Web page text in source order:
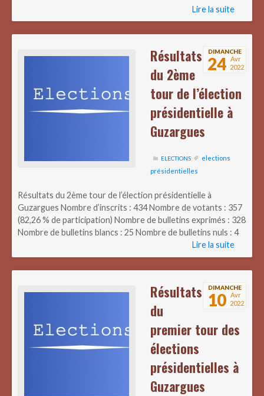
Lire la suite
DIMANCHE
24 Avr
2022
Résultats
du 2ème
tour de l’élection
présidentielle à
Guzargues
ELECTIONS
elections
présidentielles
Résultats du 2ème tour de l’élection présidentielle à
Guzargues Nombre d’inscrits : 434 Nombre de votants : 357
(82,26 % de participation) Nombre de bulletins exprimés : 328
Nombre de bulletins blancs : 25 Nombre de bulletins nuls : 4
Lire la suite
DIMANCHE
10 Avr
2022
Résultats
du
premier tour des
élections
présidentielles à
Guzargues